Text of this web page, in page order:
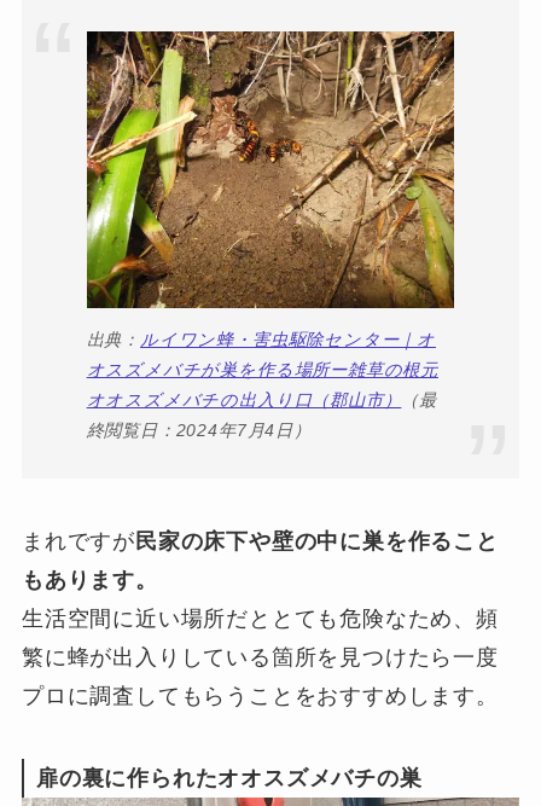
出典： ルイワン蜂・害虫駆除センター｜オ
オスズメバチが巣を作る場所ー雑草の根元
オオスズメバチの出入り口（郡山市）
（最
終閲覧日：2024年7月4日）
まれですが 民家の床下や壁の中に巣を作ること
もあります。
生活空間に近い場所だととても危険なため、頻
繁に蜂が出入りしている箇所を見つけたら一度
プロに調査してもらうことをおすすめします。
扉の裏に作られたオオスズメバチの巣